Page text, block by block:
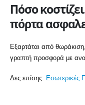
Πόσο
πόρτα
Εξαρτάται από
γραπτή προσφορά με
Δες επίσης: Εσωτερικές